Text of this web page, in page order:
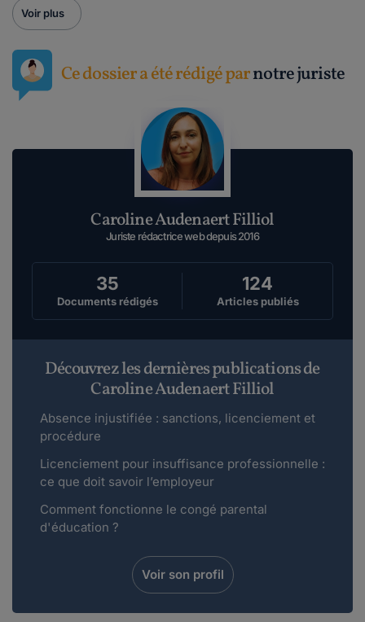
Voir plus
Ce dossier a été rédigé parnotre juriste
Caroline Audenaert Filliol
Juriste rédactrice web depuis 2016
35
Documents rédigés
124
Articles publiés
Découvrez les dernières publications de
Caroline Audenaert Filliol
Absence injustifiée : sanctions, licenciement et
procédure
Licenciement pour insuffisance professionnelle :
ce que doit savoir l’employeur
Comment fonctionne le congé parental
d'éducation ?
Voir son profil